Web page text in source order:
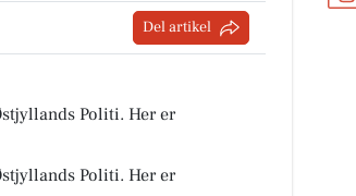
Del artikel
Politi. Her er
Politi. Her er